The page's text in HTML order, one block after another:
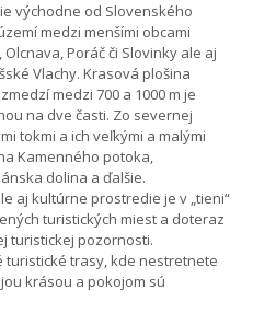
východne od Slovenského
medzi menšími obcami
Poráč či Slovinky ale aj
Vlachy. Krasová plošina
medzi 700 a 1000 m je
na dve časti. Zo severnej
tokmi a ich veľkými a malými
Kamenného potoka,
dolina a ďalšie.
aj kultúrne prostredie je v „tieni“
turistických miest a doteraz
turistickej pozornosti.
turistické trasy, kde nestretnete
krásou a pokojom sú